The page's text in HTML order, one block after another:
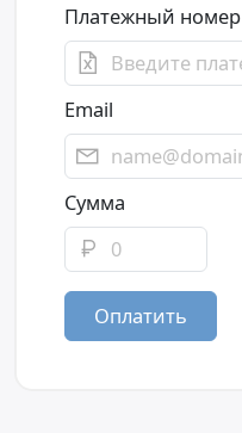
Платежный номер
Email
Сумма
Оплатить